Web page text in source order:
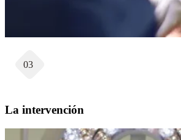
03
La intervención